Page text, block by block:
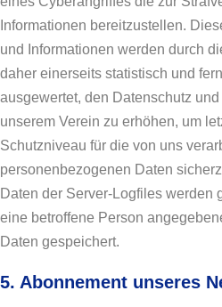
Informationen bereitzustellen.
und Informationen werden durch
daher einerseits statistisch und
ausgewertet, den Datenschutz
unserem Verein zu erhöhen, um
Schutzniveau für die von uns
personenbezogenen Daten
Daten der Server-Logfiles werden
eine betroffene Person
Daten gespeichert.
5. Abonnement unseres